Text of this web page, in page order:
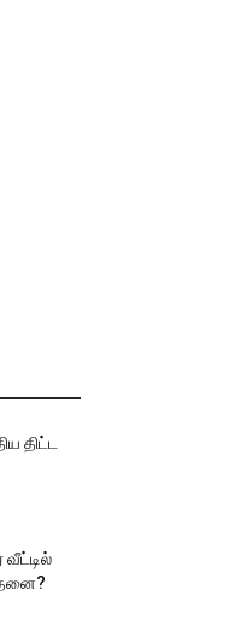
திட்ட
வீட்டில்